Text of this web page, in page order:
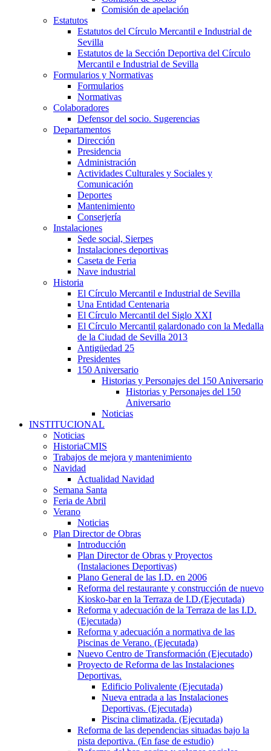
Comisión de apelación
Estatutos
Estatutos del Círculo Mercantil e Industrial de
Sevilla
Estatutos de la Sección Deportiva del Círculo
Mercantil e Industrial de Sevilla
Formularios y Normativas
Formularios
Normativas
Colaboradores
Defensor del socio. Sugerencias
Departamentos
Dirección
Presidencia
Administración
Actividades Culturales y Sociales y
Comunicación
Deportes
Mantenimiento
Conserjería
Instalaciones
Sede social, Sierpes
Instalaciones deportivas
Caseta de Feria
Nave industrial
Historia
El Círculo Mercantil e Industrial de Sevilla
Una Entidad Centenaria
El Círculo Mercantil del Siglo XXI
El Círculo Mercantil galardonado con la Medalla
de la Ciudad de Sevilla 2013
Antigüedad 25
Presidentes
150 Aniversario
Historias y Personajes del 150 Aniversario
Historias y Personajes del 150
Aniversario
Noticias
INSTITUCIONAL
Noticias
HistoriaCMIS
Trabajos de mejora y mantenimiento
Navidad
Actualidad Navidad
Semana Santa
Feria de Abril
Verano
Noticias
Plan Director de Obras
Introducción
Plan Director de Obras y Proyectos
(Instalaciones Deportivas)
Plano General de las I.D. en 2006
Reforma del restaurante y construcción de nuevo
Kiosko-bar en la Terraza de I.D.(Ejecutada)
Reforma y adecuación de la Terraza de las I.D.
(Ejecutada)
Reforma y adecuación a normativa de las
Piscinas de Verano. (Ejecutada)
Nuevo Centro de Transformación (Ejecutado)
Proyecto de Reforma de las Instalaciones
Deportivas.
Edificio Polivalente (Ejecutada)
Nueva entrada a las Instalaciones
Deportivas. (Ejecutada)
Piscina climatizada. (Ejecutada)
Reforma de las dependencias situadas bajo la
pista deportiva. (En fase de estudio)